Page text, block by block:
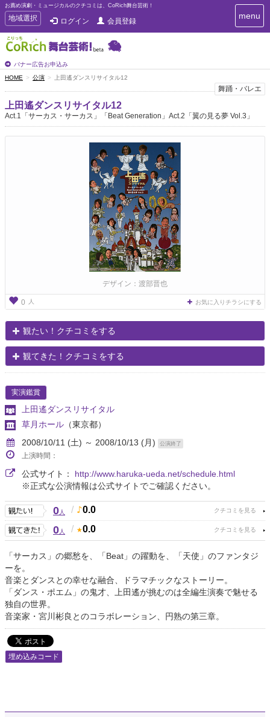
お薦め演劇・ミュージカルのクチコミは、CoRich舞台芸術！
T
o
g
g
e
n
a
v
i
g
地域選択 ログイン 会員登録
バナー広告お申込み
T
o
n
v
g
menu
HOME 公演 上田遙ダンスリサイタル12
舞踊・バレエ
上田遙ダンスリサイタル12
Act.1「サーカス・サーカス」「Beat Generation」Act.2「翼の見る夢 Vol.3」
デザイン：渡部晋也
0 人 お気に入りチラシにする
観たい！クチコミをする
観てきた！クチコミをする
実演鑑賞
上田遙ダンスリサイタル
草月ホール （東京都）
2008/10/11 (土) ～ 2008/10/13 (月)
公演終了
上演時間：
公式サイト： http://www.haruka-ueda.net/schedule.html
※正式な公演情報は公式サイトでご確認ください。
0人 / 0.0
0人 / 0.0
「サーカス」の郷愁を、「Beat」の躍動を、「天使」のファンタジ
ーを。
音楽とダンスとの幸せな融合、ドラマチックなストーリー。
「ダンス・ポエム」の鬼才、上田遙が挑むのは全編生演奏で魅せる
独自の世界。
音楽家・宮川彬良とのコラボレーション、円熟の第三章。
埋め込みコード